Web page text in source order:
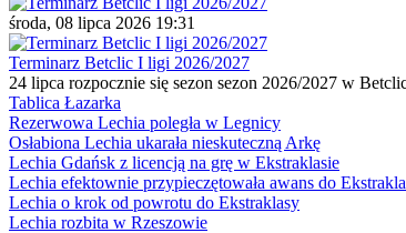
środa, 08 lipca 2026 19:31
Terminarz Betclic I ligi 2026/2027
24 lipca rozpocznie się sezon sezon 2026/2027 w
Tablica Łazarka
Rezerwowa Lechia poległa w Legnicy
Osłabiona Lechia ukarała nieskuteczną Arkę
Lechia Gdańsk z licencją na grę w Ekstraklasie
Lechia efektownie przypieczętowała awans do
Lechia o krok od powrotu do Ekstraklasy
Lechia rozbita w Rzeszowie